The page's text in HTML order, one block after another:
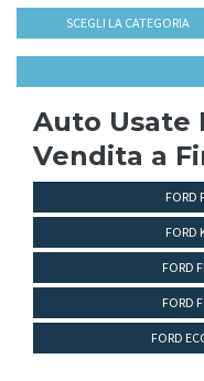
SCEGLI LA CATEGORIA
Auto Usate
Vendita a
FORD
FORD
FORD
FORD
FORD